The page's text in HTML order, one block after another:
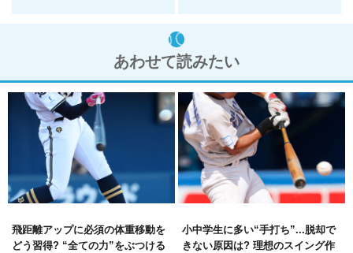
あわせて読みたい
飛距離アップに必須の体重移動を
どう習得? “全ての力”をぶつける
小中学生に多い“手打ち”...脱却で
きない原因は? 理想のスイング作